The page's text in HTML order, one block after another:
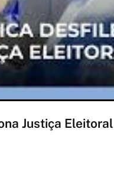
Justiça Eleitoral |